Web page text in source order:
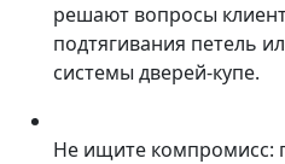
решают вопросы
подтягивания петель
системы дверей-купе.
Не ищите компромисс: